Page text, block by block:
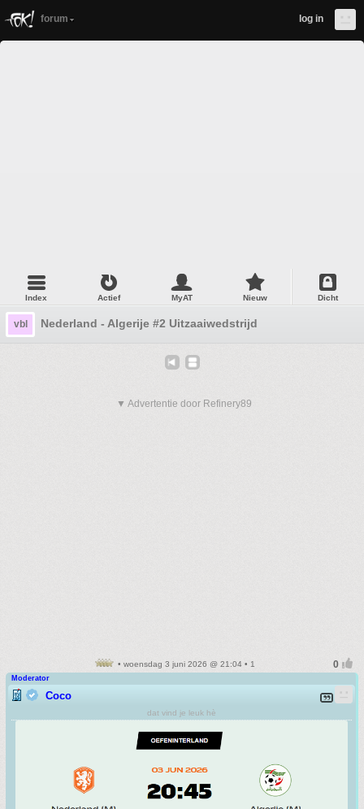
forum log in
Index Actief MyAT Nieuw Dicht
vbl Nederland - Algerije #2 Uitzaaiwedstrijd
▼ Advertentie door Refinery89
• woensdag 3 juni 2026 @ 21:04 • 1
Moderator
Coco
dat vind je leuk hè